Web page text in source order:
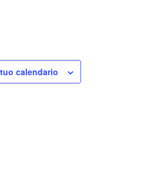
calendario